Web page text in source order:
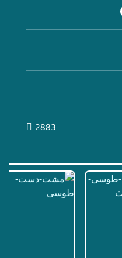
2883